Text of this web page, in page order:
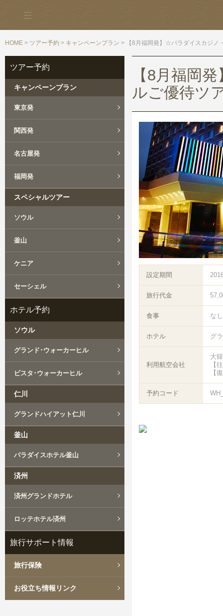
HOME > ツアー予約 > キャンペーンプラン > 【8月福岡発】☆パラダイスカジノ
【8月福岡
ルご優待ツ
設定期間
旅行代金
食事 なし
ホテル グ
利用航空会社
大
【
【
予約コード
ツアー予約
キャンペーンプラン
東京発
関西発
名古屋発
福岡発
スペシャルツアー
ソウル
釜山
ケニア
セーシェル
ホテル予約
ソウル
グランド･ウォーカーヒル
ビスタ･ウォーカーヒル
仁川
グランドハイアット仁川
釜山
パラダイスホテル釜山
済州
済州グランドホテル
ロッテホテル済州
旅行サポート情報
旅行保険
お役立ち情報リンク